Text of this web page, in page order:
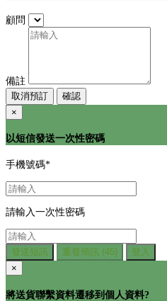
顧問
備註
取消預訂
確認
×
以短信發送一次性密碼
手機號碼*
請輸入一次性密碼
發送短訊 重發簡訊 (45)
登入
×
將送貨聯繫資料遷移到個人資料?